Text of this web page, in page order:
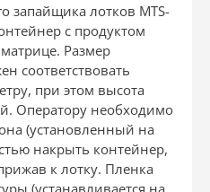
запайщика лотков MTS-
с продуктом
Размер
соответствовать
при этом высота
Оператору необходимо
(установленный на
накрыть контейнер,
к лотку. Пленка
(устанавливается на